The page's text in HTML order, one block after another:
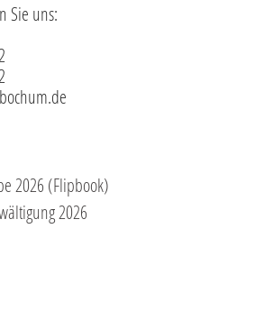
Sie uns:
2026 (Flipbook)
2026